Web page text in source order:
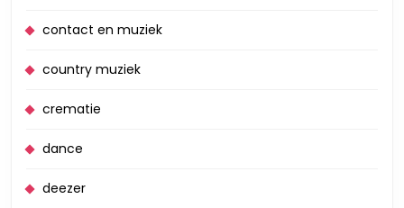
contact en muziek
country muziek
crematie
dance
deezer